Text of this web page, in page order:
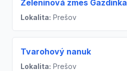
Zeleninová zmes Gazdinka
Lokalita: Prešov
Tvarohový nanuk
Lokalita: Prešov